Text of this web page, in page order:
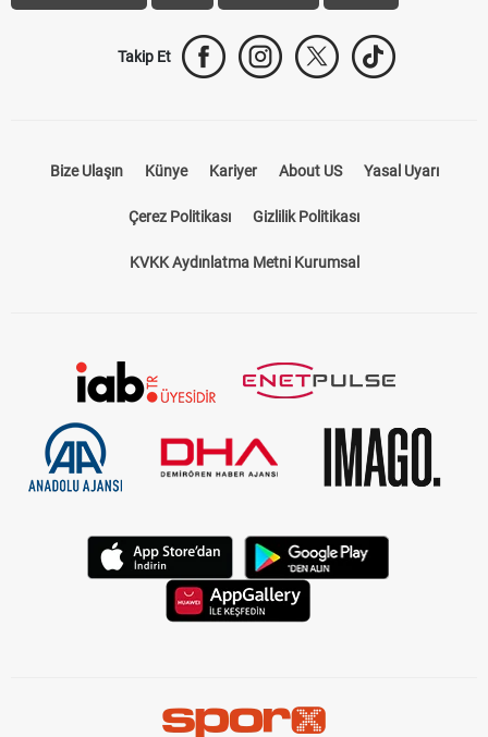
Takip Et
Bize Ulaşın Künye Kariyer About US Yasal Uyarı
Çerez Politikası Gizlilik Politikası
KVKK Aydınlatma Metni Kurumsal